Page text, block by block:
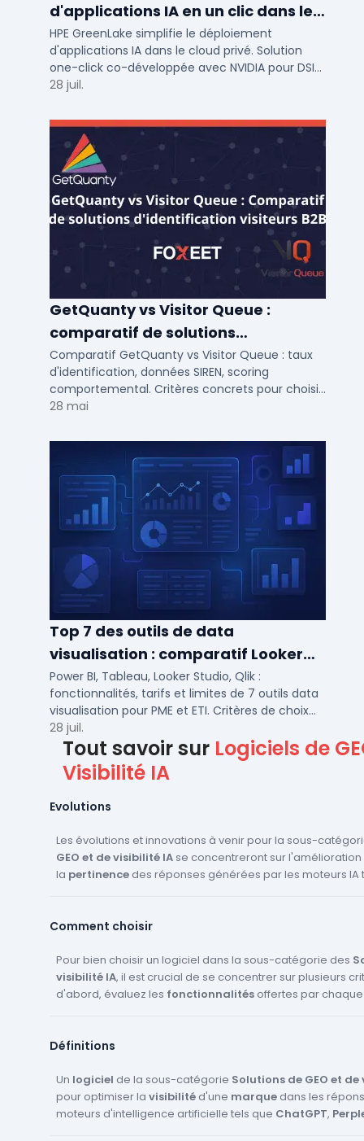
d'applications IA en un clic dans le
cloud privé
HPE GreenLake simplifie le déploiement
d'applications IA dans le cloud privé. Solution
one-click co-développée avec NVIDIA pour DSI
de PME et ETI : performance et conformité.
28 juil.
GetQuanty vs Visitor Queue :
comparatif de solutions
d'identification visiteurs B2B
Comparatif GetQuanty vs Visitor Queue : taux
d'identification, données SIREN, scoring
comportemental. Critères concrets pour choisir
votre solution de lead generation B2B en PME et
28 mai
Top 7 des outils de data
visualisation : comparatif Looker
Studio, Tableau vs Power BI et
autres
Power BI, Tableau, Looker Studio, Qlik :
fonctionnalités, tarifs et limites de 7 outils data
visualisation pour PME et ETI. Critères de choix
selon votre SI et vos cas d'usage.
28 juil.
Tout savoir sur Logiciels de
Visibilité IA
Evolutions
Les évolutions et innovations à venir pour la sous-
GEO et de visibilité IAse concentreront sur
la pertinencedes réponses générées par les moteurs IA
hallucinationssur leur marque. De plus, l'optimisation
restructurer les pages web. Les plateformes detracking
d'audit de promptsévolueront pour offrir des
personnaliséeset dessimulations de promptsplus
investissement
Comment choisir
Pour bien choisir un logiciel dans la sous-catégorie des
visibilité IA, il est crucial de se concentrer sur plusieurs
d'abord, évaluez les fonctionnalitésoffertes par chaque
à suivre les
GEOet qu'il est compatible avec vos outils d'analytics
généré. Enfin, considérez lerapport qualité-prixet la
avec vos systèmes existants.
Définitions
Un logiciel de la sous-catégorie Solutions de GEO et
pour optimiser la visibilitéd'une marquedans les
moteurs d'intelligence artificielle tels que ChatGPT,